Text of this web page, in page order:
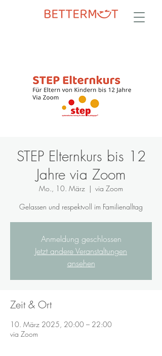
STEP Elternkurs bis 12
Jahre via Zoom
Mo., 10. März
  |
via Zoom
Gelassen und respektvoll im Familienalltag
Anmeldung geschlossen
Jetzt andere Veranstaltungen
ansehen
Zeit & Ort
10. März 2025, 20:00 – 22:00
via Zoom